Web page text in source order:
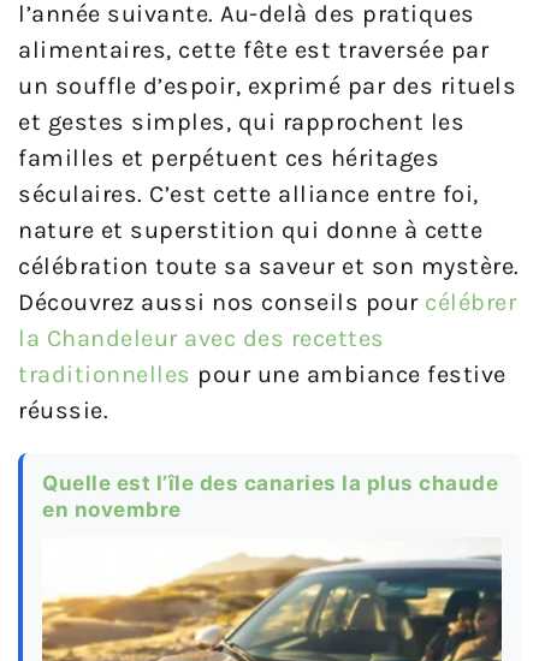
l’année suivante. Au-delà des pratiques
alimentaires, cette fête est traversée par
un souffle d’espoir, exprimé par des rituels
et gestes simples, qui rapprochent les
familles et perpétuent ces héritages
séculaires. C’est cette alliance entre foi,
nature et superstition qui donne à cette
célébration toute sa saveur et son mystère.
Découvrez aussi nos conseils pour célébrer
la Chandeleur avec des recettes
traditionnelles pour une ambiance festive
réussie.
Quelle est l’île des canaries la plus chaude
en novembre